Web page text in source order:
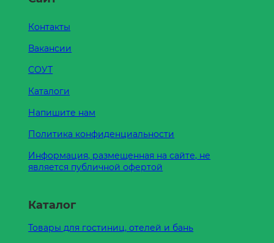
Контакты
Вакансии
СОУТ
Каталоги
Напишите нам
Политика конфиденциальности
Информация, размещенная на сайте, не
является публичной офертой
Каталог
Товары для гостиниц, отелей и бань